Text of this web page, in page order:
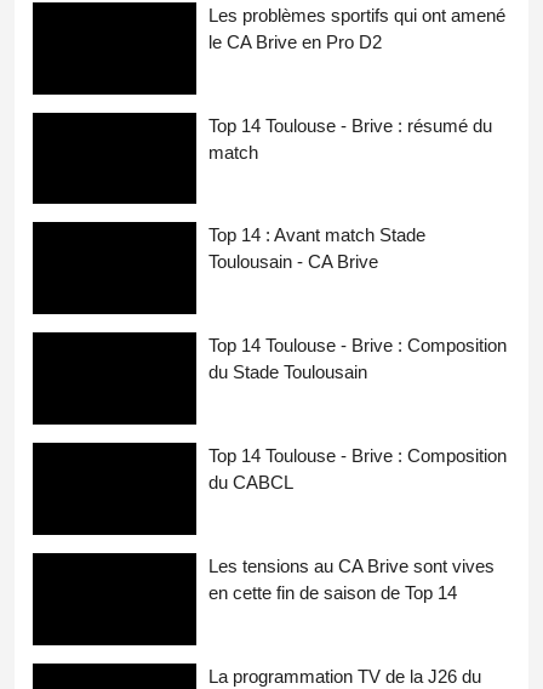
Les problèmes sportifs qui ont amené
le CA Brive en Pro D2
Top 14 Toulouse - Brive : résumé du
match
Top 14 : Avant match Stade
Toulousain - CA Brive
Top 14 Toulouse - Brive : Composition
du Stade Toulousain
Top 14 Toulouse - Brive : Composition
du CABCL
Les tensions au CA Brive sont vives
en cette fin de saison de Top 14
La programmation TV de la J26 du